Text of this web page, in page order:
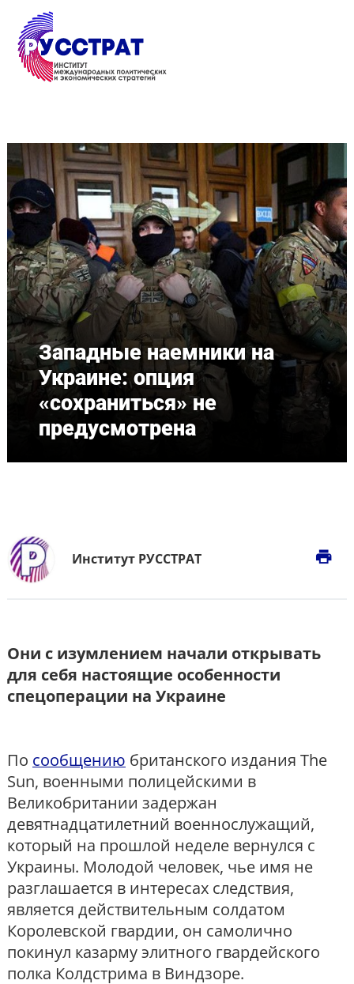
Перейти к основному содержанию
Западные наемники на
Украине: опция
«сохраниться» не
предусмотрена
Институт РУССТРАТ print
Они с изумлением начали открывать
для себя настоящие особенности
спецоперации на Украине
По сообщению британского издания The
Sun, военными полицейскими в
Великобритании задержан
девятнадцатилетний военнослужащий,
который на прошлой неделе вернулся с
Украины. Молодой человек, чье имя не
разглашается в интересах следствия,
является действительным солдатом
Королевской гвардии, он самолично
покинул казарму элитного гвардейского
полка Колдстрима в Виндзоре.